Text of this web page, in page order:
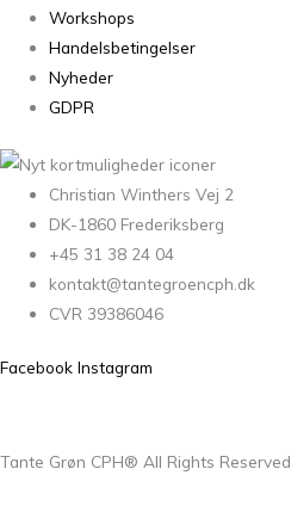
Workshops
Handelsbetingelser
Nyheder
GDPR
Christian Winthers Vej 2
DK-1860 Frederiksberg
+45 31 38 24 04
kontakt@tantegroencph.dk
CVR 39386046
Facebook Instagram
Tante Grøn CPH® All Rights Reserved